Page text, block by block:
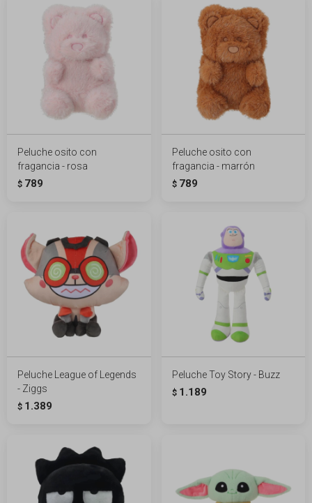
Peluche osito con
fragancia - rosa
$ 789
Peluche osito con
fragancia - marrón
$ 789
Peluche League of Legends
- Ziggs
$ 1.389
Peluche Toy Story - Buzz
$ 1.189